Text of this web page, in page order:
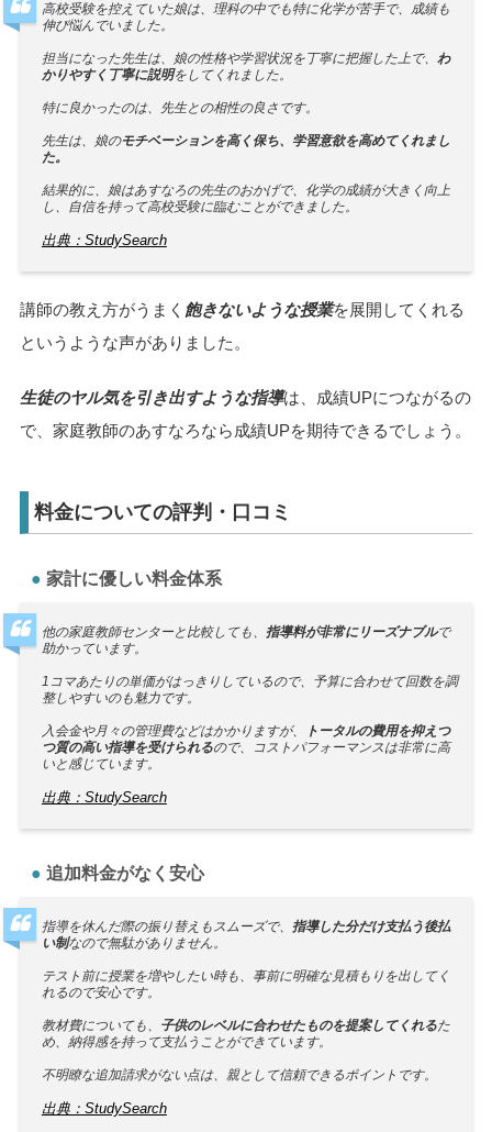
高校受験を控えていた娘は、理科の中でも特に化学が苦手で、成績も
伸び悩んでいました。
担当になった先生は、娘の性格や学習状況を丁寧に把握した上で、 わ
かりやすく丁寧に説明をしてくれました。
特に良かったのは、先生との相性の良さです。
先生は、娘のモチベーションを高く保ち、学習意欲を高めてくれまし
た。
結果的に、娘はあすなろの先生のおかげで、化学の成績が大きく向上
し、自信を持って高校受験に臨むことができました。
出典：StudySearch
講師の教え方がうまく 飽きないような授業を展開してくれる
というような声がありました。
生徒のヤル気を引き出すような指導は、成績UPにつながるの
で、家庭教師のあすなろなら成績UPを期待できるでしょう。
料金についての評判・口コミ
家計に優しい料金体系
他の家庭教師センターと比較しても、 指導料が非常にリーズナブルで
助かっています。
1コマあたりの単価がはっきりしているので、予算に合わせて回数を調
整しやすいのも魅力です。
入会金や月々の管理費などはかかりますが、
トータルの費用を抑えつ
つ質の高い指導を受けられるので、コストパフォーマンスは非常に高
いと感じています。
出典：StudySearch
追加料金がなく安心
指導を休んだ際の振り替えもスムーズで、 指導した分だけ支払う後払
い制なので無駄がありません。
テスト前に授業を増やしたい時も、事前に明確な見積もりを出してく
れるので安心です。
教材費についても、 子供のレベルに合わせたものを提案してくれるた
め、納得感を持って支払うことができています。
不明瞭な追加請求がない点は、親として信頼できるポイントです。
出典：StudySearch